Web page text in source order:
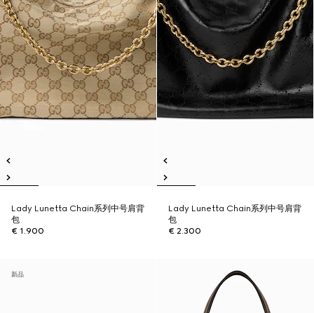
Lady Lunetta Chain系列中号肩背
包
€ 1.900
Lady Lunetta Chain系列中号肩背
包
€ 2.300
新品